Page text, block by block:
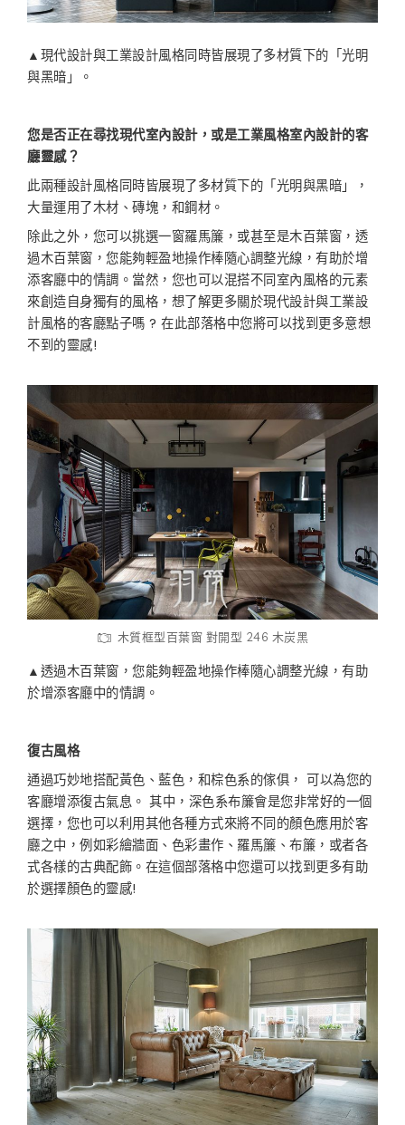
▲現代設計與工業設計風格同時皆展現了多材質下的「光明
與黑暗」。
您是否正在尋找現代室內設計，或是工業風格室內設計的客
廳靈感？
此兩種設計風格同時皆展現了多材質下的「光明與黑暗」，
大量運用了木材、磚塊，和鋼材。
除此之外，您可以挑選一窗羅馬簾，或甚至是木百葉窗，透
過木百葉窗，您能夠輕盈地操作棒隨心調整光線，有助於增
添客廳中的情調。當然，您也可以混搭不同室內風格的元素
來創造自身獨有的風格，想了解更多關於現代設計與工業設
計風格的客廳點子嗎 ? 在此部落格中您將可以找到更多意想
不到的靈感!
木質框型百葉窗 對開型 246 木炭黑
▲透過木百葉窗，您能夠輕盈地操作棒隨心調整光線，有助
於增添客廳中的情調。
復古風格
通過巧妙地搭配黃色、藍色，和棕色系的傢俱， 可以為您的
客廳增添復古氣息。 其中，深色系布簾會是您非常好的一個
選擇，您也可以利用其他各種方式來將不同的顏色應用於客
廳之中，例如彩繪牆面、色彩畫作、羅馬簾、布簾，或者各
式各樣的古典配飾。在這個部落格中您還可以找到更多有助
於選擇顏色的靈感!